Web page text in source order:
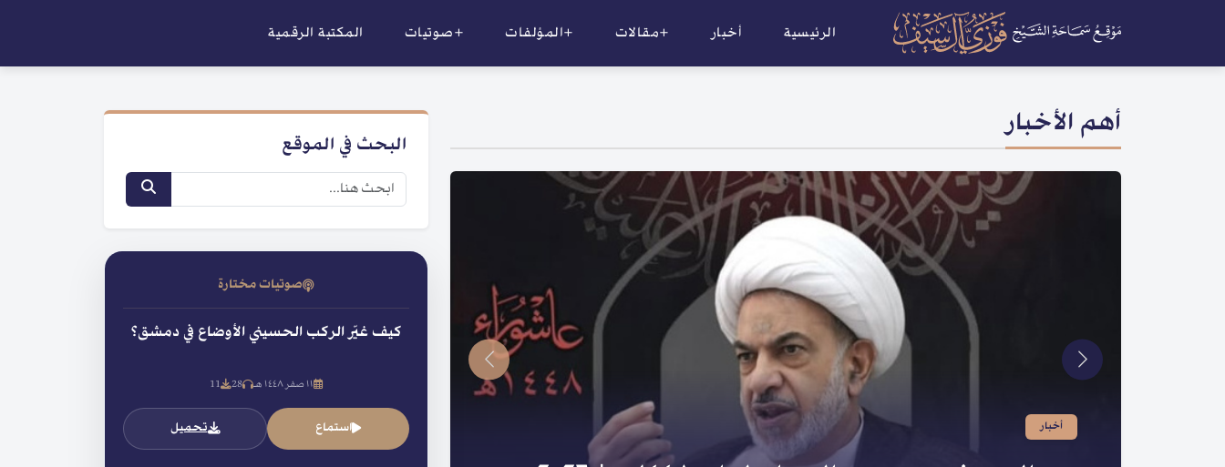
الرئيسية أخبار +مقالات +المؤلفات +صوتيات المكتبة الرقمية
أهم الأخبار
صدر لسماحته | سلسلة النبي والعترة و السلسلة
البحث في الموقع
صوتيات مختارة
كيف غيّر الركب الحسيني الأوضاع في دمشق؟
١١ صفر ١٤٤٨ هـ 28
11
استماع تحميل